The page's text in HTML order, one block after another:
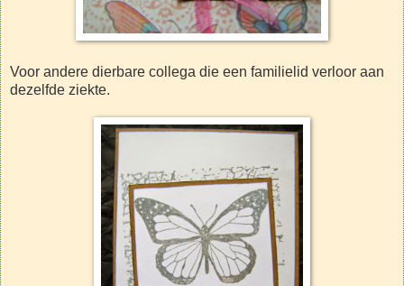
Voor andere dierbare collega die een familielid verloor aan
dezelfde ziekte.